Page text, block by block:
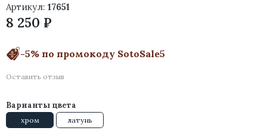
Артикул: 17651
8 250 ₽
-5% по промокоду SotoSale5
Оставить отзыв
Варианты цвета
хром латунь